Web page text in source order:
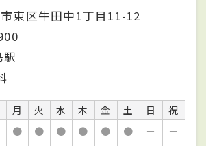
東区牛田中1丁目11-12
駅
月 火 水 木 金 土 日
祝
● ● ● ● ● ● －
－